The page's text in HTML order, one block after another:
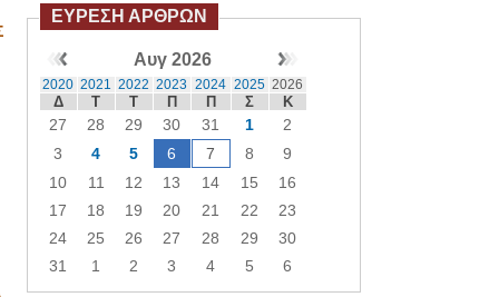
ΕΥΡΕΣΗ ΑΡΘΡΩΝ
Αυγ 2026
2020 2021 2022 2023 2024 2025 2026
Δ Τ Τ Π Π Σ Κ
27 28 29 30 31 1
2
3
4 5 6 7 8
9
10
11 12 13 14 15
16
17
18 19 20 21 22
23
24
25 26 27 28 29
30
31
1 2 3 4 5 6